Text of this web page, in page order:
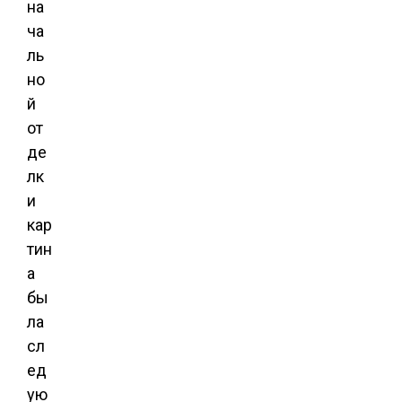
на
ча
ль
но
й
от
де
лк
и
кар
тин
а
бы
ла
сл
ед
ую